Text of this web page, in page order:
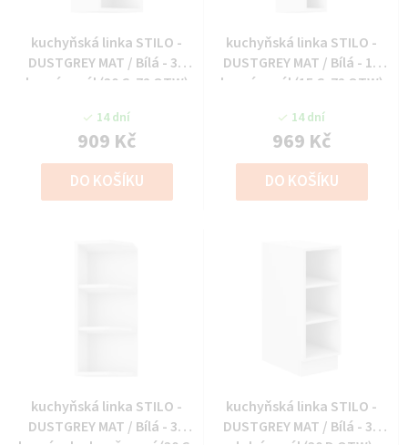
kuchyňská linka STILO -
DUSTGREY MAT / Bílá - 30
horní regál (30 G-72 OTW)
14 dní
909 Kč
DO KOŠÍKU
kuchyňská linka STILO -
DUSTGREY MAT / Bílá - 15
horní regál (15 G-72 OTW)
14 dní
969 Kč
DO KOŠÍKU
kuchyňská linka STILO -
DUSTGREY MAT / Bílá - 30
kuchyňská linka STILO -
DUSTGREY MAT / Bílá - 30